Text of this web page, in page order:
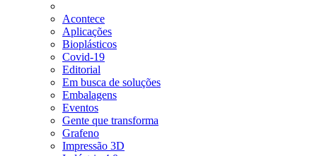
Acontece
Aplicações
Bioplásticos
Covid-19
Editorial
Em busca de soluções
Embalagens
Eventos
Gente que transforma
Grafeno
Impressão 3D